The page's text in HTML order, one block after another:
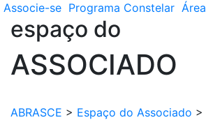
Associe-se Programa Constelar Área
espaço do
ASSOCIADO
ABRASCE > Espaço do Associado >